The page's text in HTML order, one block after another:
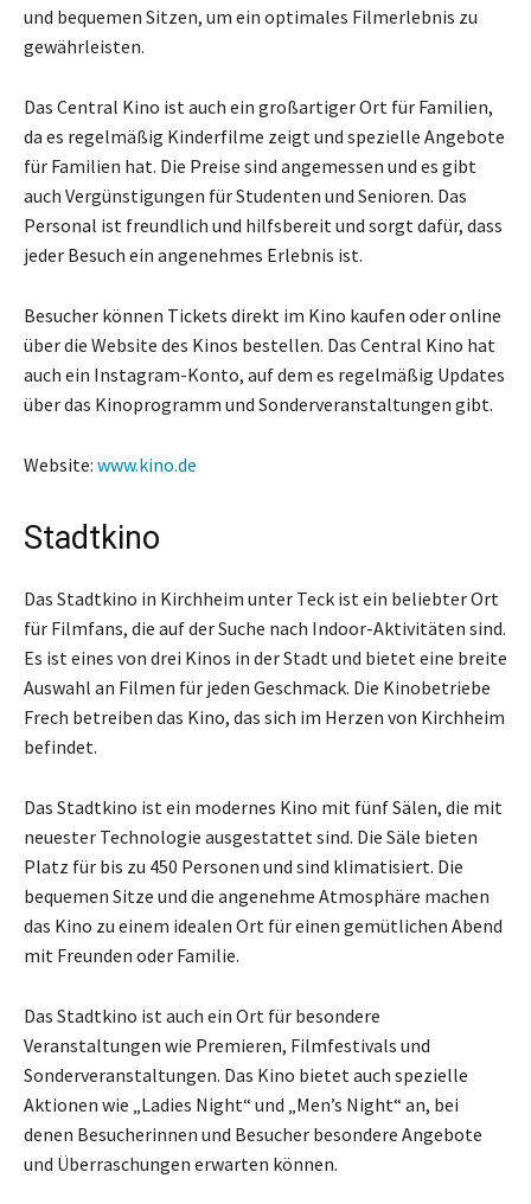
und bequemen Sitzen, um ein optimales Filmerlebnis zu
gewährleisten.
Das Central Kino ist auch ein großartiger Ort für Familien,
da es regelmäßig Kinderfilme zeigt und spezielle Angebote
für Familien hat. Die Preise sind angemessen und es gibt
auch Vergünstigungen für Studenten und Senioren. Das
Personal ist freundlich und hilfsbereit und sorgt dafür, dass
jeder Besuch ein angenehmes Erlebnis ist.
Besucher können Tickets direkt im Kino kaufen oder online
über die Website des Kinos bestellen. Das Central Kino hat
auch ein Instagram-Konto, auf dem es regelmäßig Updates
über das Kinoprogramm und Sonderveranstaltungen gibt.
Website: www.kino.de
Stadtkino
Das Stadtkino in Kirchheim unter Teck ist ein beliebter Ort
für Filmfans, die auf der Suche nach Indoor-Aktivitäten sind.
Es ist eines von drei Kinos in der Stadt und bietet eine breite
Auswahl an Filmen für jeden Geschmack. Die Kinobetriebe
Frech betreiben das Kino, das sich im Herzen von Kirchheim
befindet.
Das Stadtkino ist ein modernes Kino mit fünf Sälen, die mit
neuester Technologie ausgestattet sind. Die Säle bieten
Platz für bis zu 450 Personen und sind klimatisiert. Die
bequemen Sitze und die angenehme Atmosphäre machen
das Kino zu einem idealen Ort für einen gemütlichen Abend
mit Freunden oder Familie.
Das Stadtkino ist auch ein Ort für besondere
Veranstaltungen wie Premieren, Filmfestivals und
Sonderveranstaltungen. Das Kino bietet auch spezielle
Aktionen wie „Ladies Night“ und „Men’s Night“ an, bei
denen Besucherinnen und Besucher besondere Angebote
und Überraschungen erwarten können.